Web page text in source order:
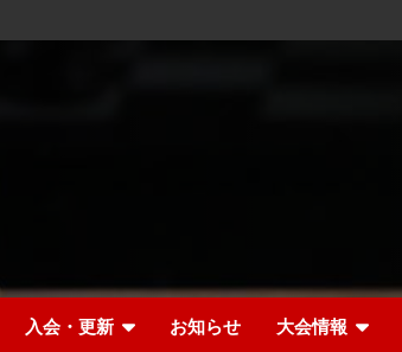
入会・更新 お知らせ 大会情報